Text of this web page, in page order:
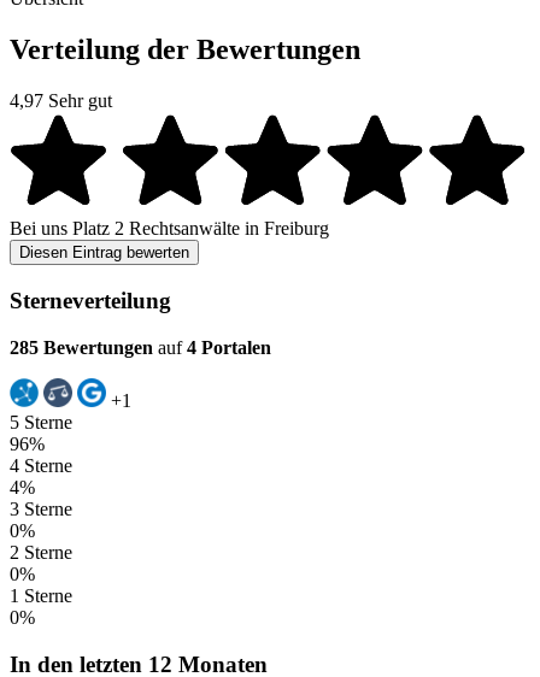
Verteilung der Bewertungen
4,97 Sehr gut
Bei uns Platz 2 Rechtsanwälte in Freiburg
Diesen Eintrag bewerten
Sterneverteilung
285 Bewertungen auf4 Portalen
+1
5 Sterne
96%
4 Sterne
4%
3 Sterne
0%
2 Sterne
0%
1 Sterne
0%
In den letzten 12 Monaten